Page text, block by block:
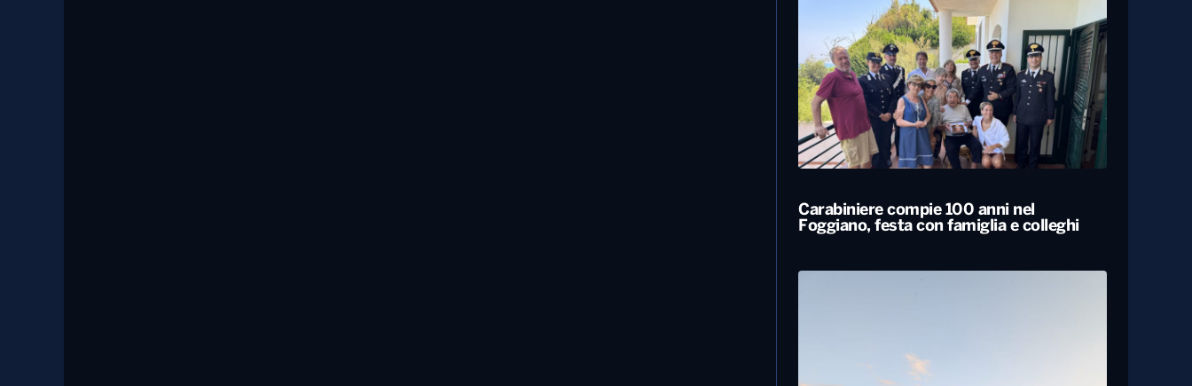
Carabiniere compie 100 anni nel
Foggiano, festa con famiglia e colleghi